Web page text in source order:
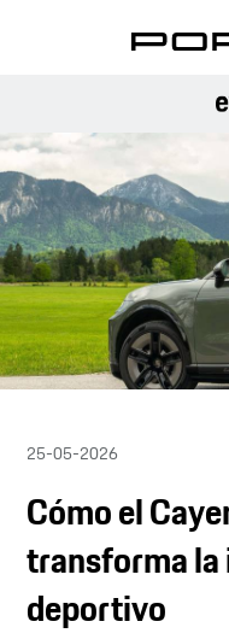
25-05-2026
Cómo el
transforma la
deportivo